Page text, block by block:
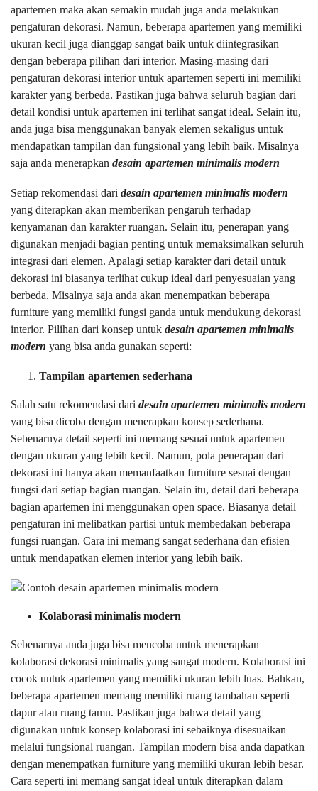
apartemen maka akan semakin mudah juga anda melakukan
pengaturan dekorasi. Namun, beberapa apartemen yang memiliki
ukuran kecil juga dianggap sangat baik untuk diintegrasikan
dengan beberapa pilihan dari interior. Masing-masing dari
pengaturan dekorasi interior untuk apartemen seperti ini memiliki
karakter yang berbeda. Pastikan juga bahwa seluruh bagian dari
detail kondisi untuk apartemen ini terlihat sangat ideal. Selain itu,
anda juga bisa menggunakan banyak elemen sekaligus untuk
mendapatkan tampilan dan fungsional yang lebih baik. Misalnya
saja anda menerapkan desain apartemen minimalis modern
Setiap rekomendasi dari desain apartemen minimalis modern
yang diterapkan akan memberikan pengaruh terhadap
kenyamanan dan karakter ruangan. Selain itu, penerapan yang
digunakan menjadi bagian penting untuk memaksimalkan seluruh
integrasi dari elemen. Apalagi setiap karakter dari detail untuk
dekorasi ini biasanya terlihat cukup ideal dari penyesuaian yang
berbeda. Misalnya saja anda akan menempatkan beberapa
furniture yang memiliki fungsi ganda untuk mendukung dekorasi
interior. Pilihan dari konsep untuk desain apartemen minimalis
modern yang bisa anda gunakan seperti:
Tampilan apartemen sederhana
Salah satu rekomendasi dari desain apartemen minimalis modern
yang bisa dicoba dengan menerapkan konsep sederhana.
Sebenarnya detail seperti ini memang sesuai untuk apartemen
dengan ukuran yang lebih kecil. Namun, pola penerapan dari
dekorasi ini hanya akan memanfaatkan furniture sesuai dengan
fungsi dari setiap bagian ruangan. Selain itu, detail dari beberapa
bagian apartemen ini menggunakan open space. Biasanya detail
pengaturan ini melibatkan partisi untuk membedakan beberapa
fungsi ruangan. Cara ini memang sangat sederhana dan efisien
untuk mendapatkan elemen interior yang lebih baik.
Kolaborasi minimalis modern
Sebenarnya anda juga bisa mencoba untuk menerapkan
kolaborasi dekorasi minimalis yang sangat modern. Kolaborasi ini
cocok untuk apartemen yang memiliki ukuran lebih luas. Bahkan,
beberapa apartemen memang memiliki ruang tambahan seperti
dapur atau ruang tamu. Pastikan juga bahwa detail yang
digunakan untuk konsep kolaborasi ini sebaiknya disesuaikan
melalui fungsional ruangan. Tampilan modern bisa anda dapatkan
dengan menempatkan furniture yang memiliki ukuran lebih besar.
Cara seperti ini memang sangat ideal untuk diterapkan dalam